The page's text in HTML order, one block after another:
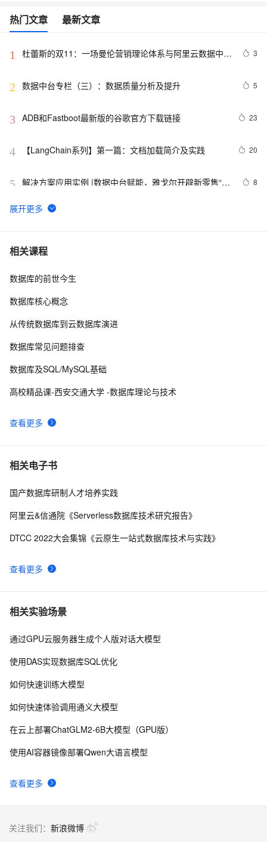
热门文章 最新文章
1
杜蕾斯的双11：一场曼伦营销理论体系与阿里云数据中台
3
2 数据中台专栏（三）：数据质量分析及提升 5
3 ADB和Fastboot最新版的谷歌官方下载链接 23
4 【LangChain系列】第一篇：文档加载简介及实践 20
5 解决方案应用实例 |数据中台赋能，雅戈尔开辟新零售“战
8
6 langchain 入门指南 - 让 AI 记住你说过的话
7 数据中台（02）- 数据中台能力与应用场景
8 基于LangChain手工测试用例转App自动化测试生成工
map）
10推荐｜ AllData数据中台开源项目
相关课程
查看更多
数据库的前世今生
数据库核心概念
从传统数据库到云数据库演进
数据库常见问题排查
数据库及SQL/MySQL基础
高校精品课-西安交通大学 -数据库理论与技术
相关电子书
查看更多
国产数据库研制人才培养实践
阿里云&信通院《Serverless数据库技术研究报告》
DTCC 2022大会集锦《云原生一站式数据库技术与实践》
相关实验场景
查看更多
通过GPU云服务器生成个人版对话大模型
使用DAS实现数据库SQL优化
如何快速训练大模型
如何快速体验调用通义大模型
在云上部署ChatGLM2-6B大模型（GPU版）
使用AI容器镜像部署Qwen大语言模型
关注我们： 新浪微博